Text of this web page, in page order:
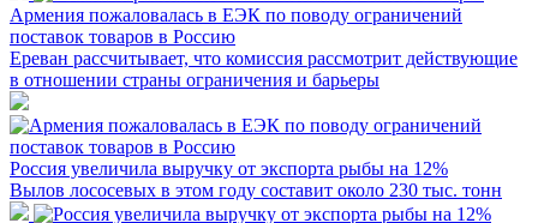
Армения пожаловалась в ЕЭК по поводу ограничений
поставок товаров в Россию
Ереван рассчитывает, что комиссия рассмотрит действующие
в отношении страны ограничения и барьеры
Россия увеличила выручку от экспорта рыбы на 12%
Вылов лососевых в этом году составит около 230 тыс. тонн